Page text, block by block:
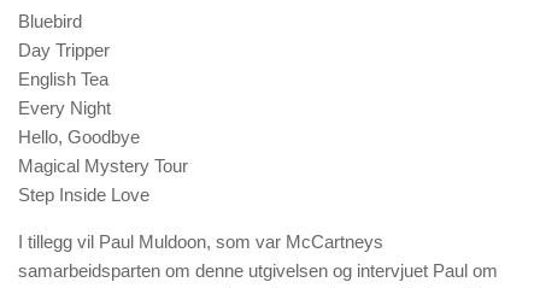
Bluebird
⁠Day Tripper
English Tea
Every Night
⁠Hello, Goodbye
⁠Magical Mystery Tour
Step Inside Love
I tillegg vil Paul Muldoon, som var McCartneys
samarbeidsparten om denne utgivelsen og intervjuet Paul om